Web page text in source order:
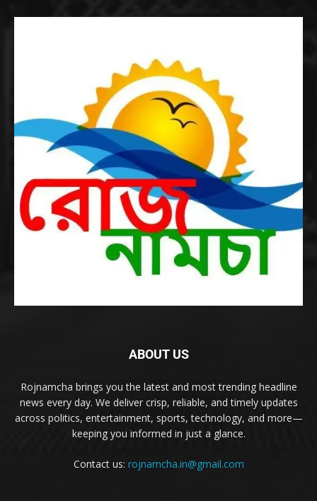
ABOUT US
Rojnamcha brings you the latest and most trending headline
news every day. We deliver crisp, reliable, and timely updates
across politics, entertainment, sports, technology, and more—
keeping you informed in just a glance.
Contact us: rojnamcha.in@gmail.com